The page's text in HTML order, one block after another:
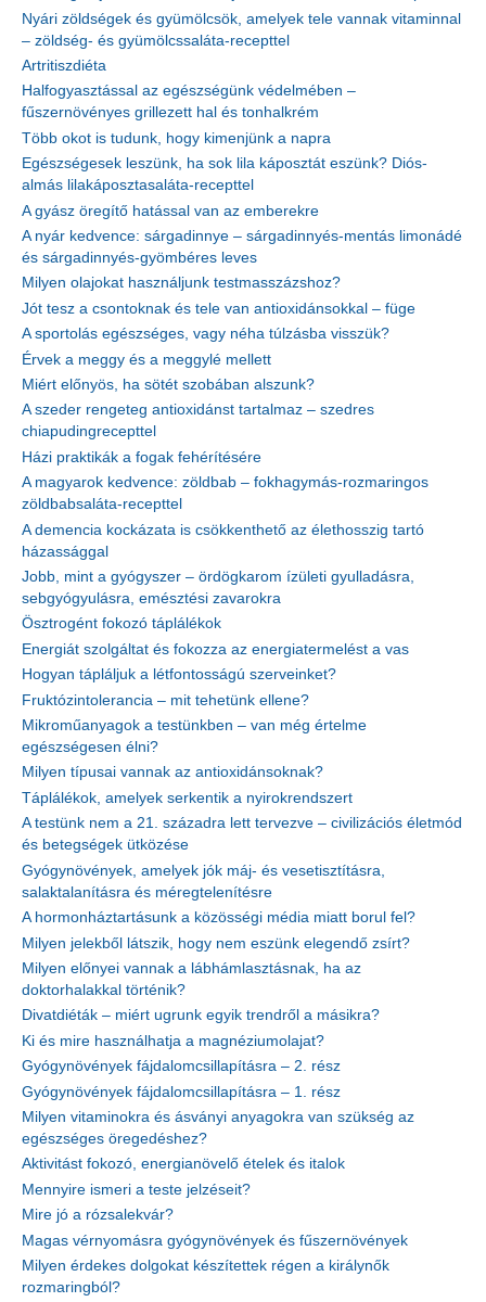
Nyári zöldségek és gyümölcsök, amelyek tele vannak vitaminnal
– zöldség- és gyümölcssaláta-recepttel
Artritiszdiéta
Halfogyasztással az egészségünk védelmében –
fűszernövényes grillezett hal és tonhalkrém
Több okot is tudunk, hogy kimenjünk a napra
Egészségesek leszünk, ha sok lila káposztát eszünk? Diós-
almás lilakáposztasaláta-recepttel
A gyász öregítő hatással van az emberekre
A nyár kedvence: sárgadinnye – sárgadinnyés-mentás limonádé
és sárgadinnyés-gyömbéres leves
Milyen olajokat használjunk testmasszázshoz?
Jót tesz a csontoknak és tele van antioxidánsokkal – füge
A sportolás egészséges, vagy néha túlzásba visszük?
Érvek a meggy és a meggylé mellett
Miért előnyös, ha sötét szobában alszunk?
A szeder rengeteg antioxidánst tartalmaz – szedres
chiapudingrecepttel
Házi praktikák a fogak fehérítésére
A magyarok kedvence: zöldbab – fokhagymás-rozmaringos
zöldbabsaláta-recepttel
A demencia kockázata is csökkenthető az élethosszig tartó
házassággal
Jobb, mint a gyógyszer – ördögkarom ízületi gyulladásra,
sebgyógyulásra, emésztési zavarokra
Ösztrogént fokozó táplálékok
Energiát szolgáltat és fokozza az energiatermelést a vas
Hogyan tápláljuk a létfontosságú szerveinket?
Fruktózintolerancia – mit tehetünk ellene?
Mikroműanyagok a testünkben – van még értelme
egészségesen élni?
Milyen típusai vannak az antioxidánsoknak?
Táplálékok, amelyek serkentik a nyirokrendszert
A testünk nem a 21. századra lett tervezve – civilizációs életmód
és betegségek ütközése
Gyógynövények, amelyek jók máj- és vesetisztításra,
salaktalanításra és méregtelenítésre
A hormonháztartásunk a közösségi média miatt borul fel?
Milyen jelekből látszik, hogy nem eszünk elegendő zsírt?
Milyen előnyei vannak a lábhámlasztásnak, ha az
doktorhalakkal történik?
Divatdiéták – miért ugrunk egyik trendről a másikra?
Ki és mire használhatja a magnéziumolajat?
Gyógynövények fájdalomcsillapításra – 2. rész
Gyógynövények fájdalomcsillapításra – 1. rész
Milyen vitaminokra és ásványi anyagokra van szükség az
egészséges öregedéshez?
Aktivitást fokozó, energianövelő ételek és italok
Mennyire ismeri a teste jelzéseit?
Mire jó a rózsalekvár?
Magas vérnyomásra gyógynövények és fűszernövények
Milyen érdekes dolgokat készítettek régen a királynők
rozmaringból?